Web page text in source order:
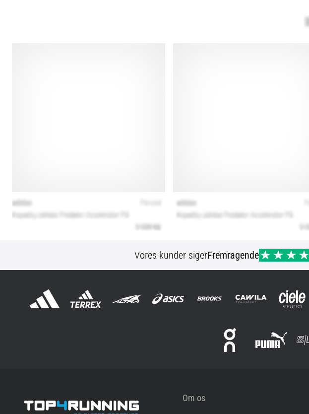
Vores kunder sigerFremragende
Om os